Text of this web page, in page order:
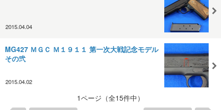
2015.04.04
MG427 ＭＧＣ Ｍ１９１１ 第一次大戦記念モデル
その弐
2015.04.02
1ページ（全15件中）